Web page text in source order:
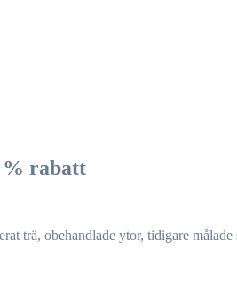
% rabatt
trä, obehandlade ytor, tidigare målade